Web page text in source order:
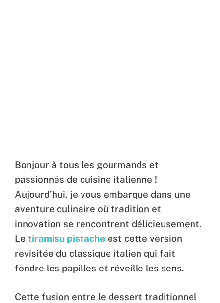
Bonjour à tous les gourmands et
passionnés de cuisine italienne !
Aujourd’hui, je vous embarque dans une
aventure culinaire où tradition et
innovation se rencontrent délicieusement.
Le tiramisu pistache est cette version
revisitée du classique italien qui fait
fondre les papilles et réveille les sens.
Cette fusion entre le dessert traditionnel